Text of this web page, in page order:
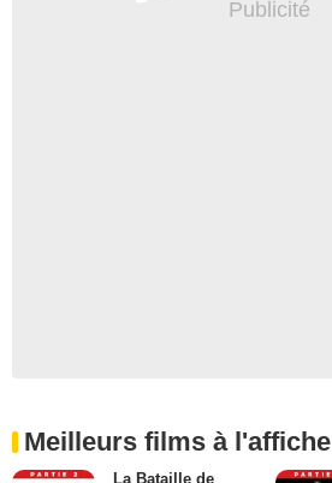
Meilleurs films à l'affiche
La Bataille de